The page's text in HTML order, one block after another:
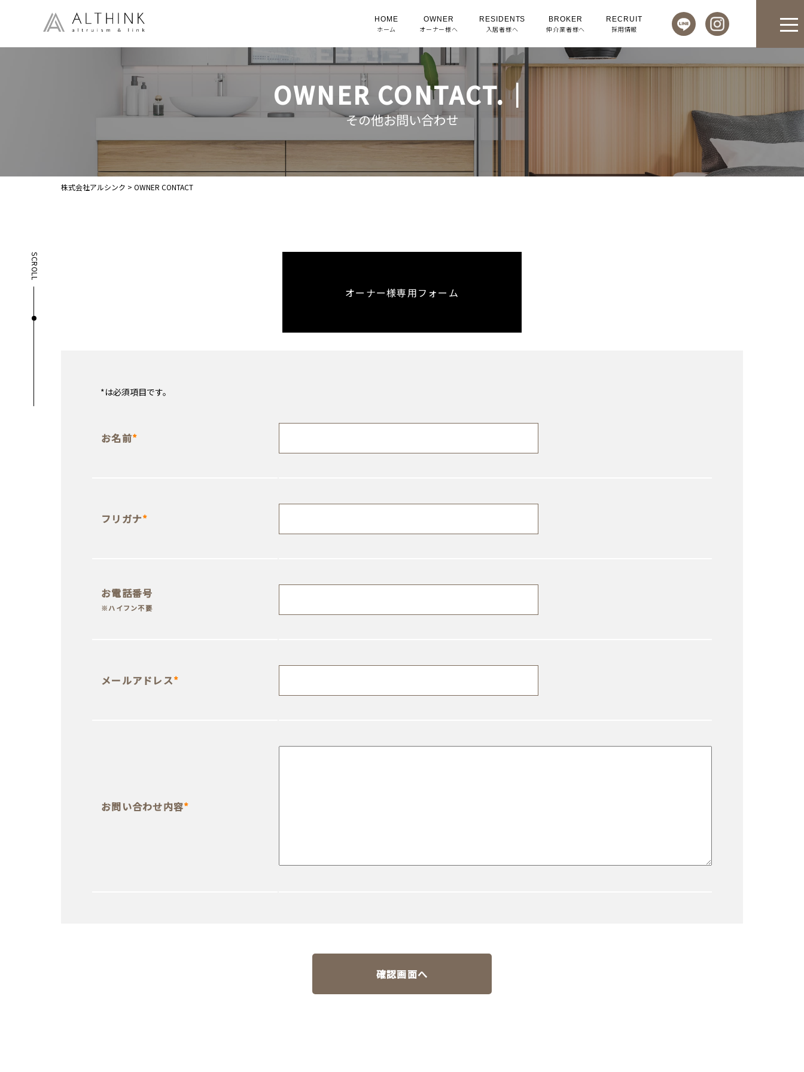
HOME
ホーム
OWNER
オーナー様へ
RESIDENTS
入居者様へ
BROKER
仲介業者様へ
RECRUIT
採用情報
OWNER CONTACT.｜
その他お問い合わせ
株式会社アルシンク > OWNER CONTACT
SCROLL
オーナー様専用フォーム
*は必須項目です。
お名前*
フリガナ*
お電話番号
※ハイフン不要
メールアドレス*
お問い合わせ内容*
確認画面へ